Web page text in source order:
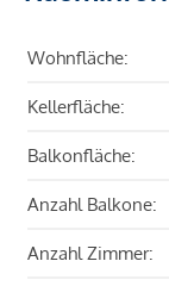
Wohnfläche:
Kellerfläche:
Balkonfläche:
Anzahl Balkone:
Anzahl Zimmer: